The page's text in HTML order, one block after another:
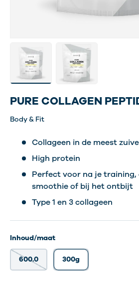
Laad afbeelding 2 in gallerij-
Laad afbeelding 3 in
PURE COLLAGEN
Body & Fit
Collageen in de meest
High protein
Perfect voor na je
smoothie of bij het ontbijt
Type 1 en 3 collageen
Inhoud/maat
600.0 300g